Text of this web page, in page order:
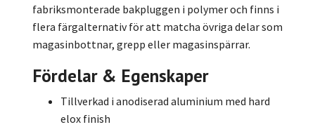
fabriksmonterade bakpluggen i polymer och finns i
flera färgalternativ för att matcha övriga delar som
magasinbottnar, grepp eller magasinspärrar.
Fördelar & Egenskaper
Tillverkad i anodiserad aluminium med hard
elox finish